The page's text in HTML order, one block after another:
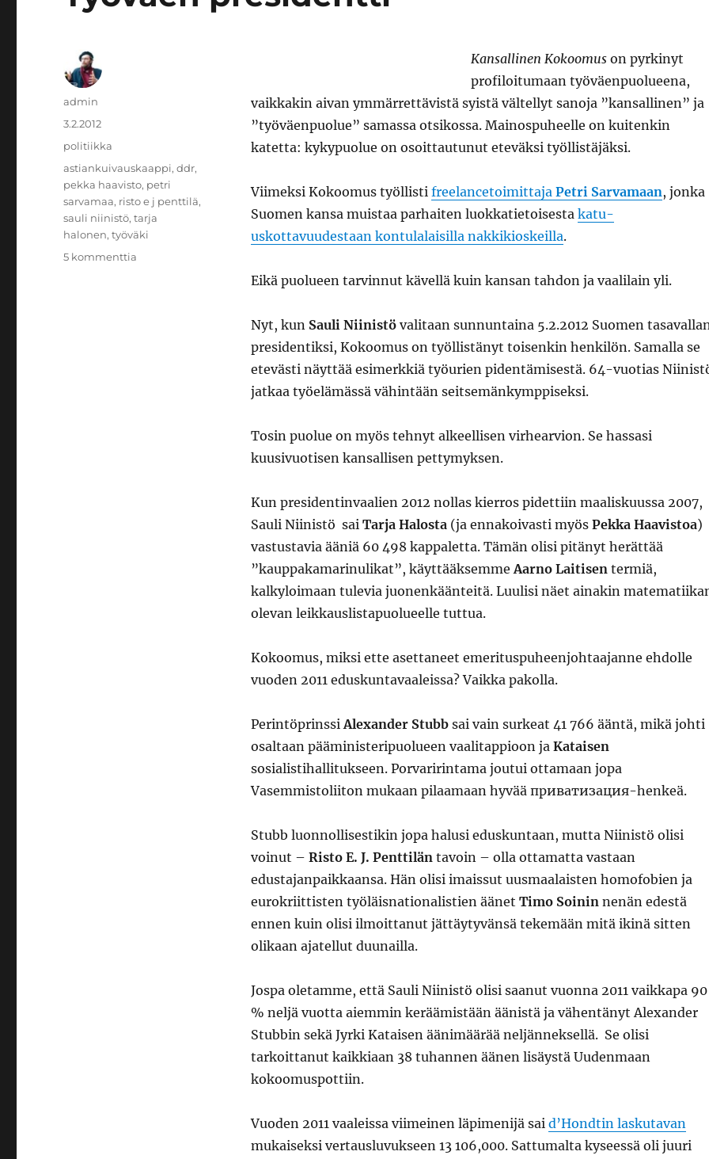
Kansallinen Kokoomuson pyrkinyt
profiloitumaan työväenpuolueena,
vaikkakin aivan ymmärrettävistä syistä vältellyt sanoja ”kansallinen” ja
”työväenpuolue” samassa otsikossa. Mainospuheelle on kuitenkin
katetta: kykypuolue on osoittautunut eteväksi työllistäjäksi.
Viimeksi Kokoomus työllisti freelancetoimittaja Petri Sarvamaan, jonka
Suomen kansa muistaa parhaiten luokkatietoisesta katu-
uskottavuudestaan kontulalaisilla nakkikioskeilla.
Eikä puolueen tarvinnut kävellä kuin kansan tahdon ja vaalilain yli.
Nyt, kun Sauli Niinistövalitaan sunnuntaina 5.2.2012 Suomen
presidentiksi, Kokoomus on työllistänyt toisenkin henkilön. Samalla se
etevästi näyttää esimerkkiä työurien pidentämisestä. 64-vuotias
jatkaa työelämässä vähintään seitsemänkymppiseksi.
Tosin puolue on myös tehnyt alkeellisen virhearvion. Se hassasi
kuusivuotisen kansallisen pettymyksen.
Kun presidentinvaalien 2012 nollas kierros pidettiin maaliskuussa 2007,
Sauli Niinistö sai Tarja Halosta(ja ennakoivasti myös Pekka Haavistoa)
vastustavia ääniä 60 498 kappaletta. Tämän olisi pitänyt herättää
”kauppakamarinulikat”, käyttääksemmeAarno Laitisentermiä,
kalkyloimaan tulevia juonenkäänteitä. Luulisi näet ainakin
olevan leikkauslistapuolueelle tuttua.
Kokoomus, miksi ette asettaneet emerituspuheenjohtaajanne ehdolle
vuoden 2011 eduskuntavaaleissa? Vaikka pakolla.
PerintöprinssiAlexander Stubbsai vain surkeat 41 766 ääntä, mikä johti
osaltaan pääministeripuolueen vaalitappioon ja Kataisen
sosialistihallitukseen. Porvaririntama joutui ottamaan jopa
Vasemmistoliiton mukaan pilaamaan hyvää приватизация-henkeä.
Stubb luonnollisestikin jopa halusi eduskuntaan, mutta Niinistö olisi
voinut – Risto E. J. Penttiläntavoin – olla ottamatta vastaan
edustajanpaikkaansa. Hän olisi imaissut uusmaalaisten homofobien ja
eurokriittisten työläisnationalistien äänet Timo Soininnenän edestä
ennen kuin olisi ilmoittanut jättäytyvänsä tekemään mitä ikinä sitten
olikaan ajatellut duunailla.
Jospa oletamme, että Sauli Niinistö olisi saanut vuonna 2011 vaikkapa 90
% neljä vuotta aiemmin keräämistään äänistä ja vähentänyt Alexander
Stubbin sekä Jyrki Kataisen äänimäärää neljänneksellä. Se olisi
tarkoittanut kaikkiaan 38 tuhannen äänen lisäystä Uudenmaan
kokoomuspottiin.
Vuoden 2011 vaaleissa viimeinen läpimenijä sai d’Hondtin laskutavan
mukaiseksi vertausluvukseen 13 106,000. Sattumalta kyseessä oli juuri
Kirjoittaja
admin
Julkaistu
3.2.2012
Kategoriat
politiikka
Avainsanat
astiankuivauskaappi,ddr,
pekka haavisto, petri
sarvamaa, risto e j penttilä,
sauli niinistö,tarja
halonen,työväki
5 kommenttia